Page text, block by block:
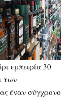
εμπειρία 30
των
έναν σύγχρονο